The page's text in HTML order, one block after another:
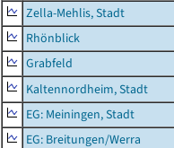
Zella-Mehlis, Stadt
Rhönblick
Grabfeld
Kaltennordheim, Stadt
EG: Meiningen, Stadt
EG: Breitungen/Werra